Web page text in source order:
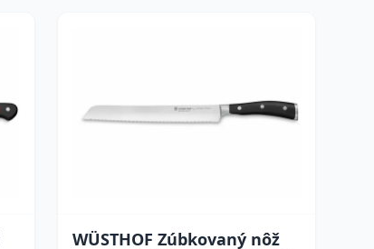
WÜSTHOF Zúbkovaný nôž